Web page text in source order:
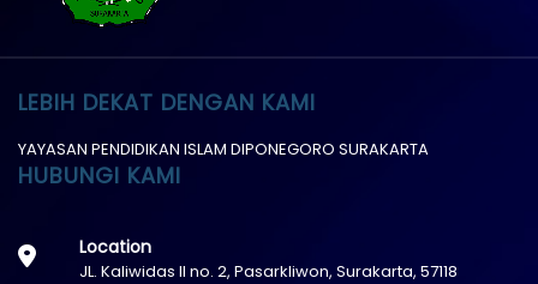
LEBIH DEKAT DENGAN KAMI
YAYASAN PENDIDIKAN ISLAM DIPONEGORO SURAKARTA
HUBUNGI KAMI
Location
JL. Kaliwidas II no. 2, Pasarkliwon, Surakarta, 57118